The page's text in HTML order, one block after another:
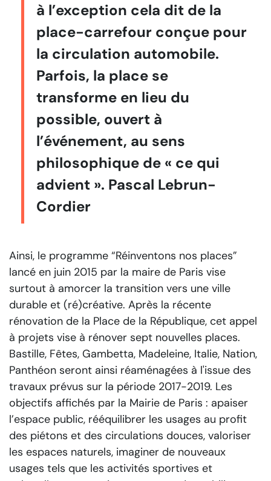
à l’exception cela dit de la
place-carrefour conçue pour
la circulation automobile.
Parfois, la place se
transforme en lieu du
possible, ouvert à
l’événement, au sens
philosophique de « ce qui
advient ». Pascal Lebrun-
Cordier
Ainsi, le programme “Réinventons nos places”
lancé en juin 2015 par la maire de Paris vise
surtout à amorcer la transition vers une ville
durable et (ré)créative. Après la récente
rénovation de la Place de la République, cet appel
à projets vise à rénover sept nouvelles places.
Bastille, Fêtes, Gambetta, Madeleine, Italie, Nation,
Panthéon seront ainsi réaménagées à l'issue des
travaux prévus sur la période 2017-2019. Les
objectifs affichés par la Mairie de Paris : apaiser
l’espace public, rééquilibrer les usages au profit
des piétons et des circulations douces, valoriser
les espaces naturels, imaginer de nouveaux
usages tels que les activités sportives et